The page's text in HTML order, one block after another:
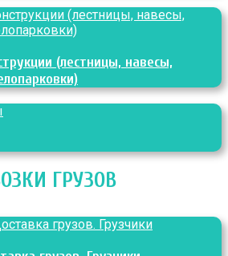
(лестницы, навесы,
ГРУЗОВ